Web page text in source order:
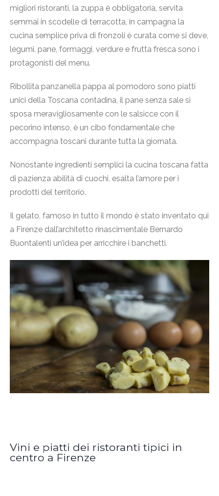
migliori ristoranti, la zuppa è obbligatoria, servita
semmai in scodelle di terracotta, in campagna la
cucina semplice priva di fronzoli è curata come si deve,
legumi, pane, formaggi, verdure e frutta fresca sono i
protagonisti del menu.
Ribollita panzanella pappa al pomodoro sono piatti
unici della Toscana contadina, il pane senza sale si
sposa meravigliosamente con le salsicce con il
pecorino intenso, è un cibo fondamentale che
accompagna toscani durante tutta la giornata.
Nonostante ingredienti semplici la cucina toscana fatta
di pazienza abilità di cuochi, esalta l’amore per i
prodotti del territorio.
Il gelato, famoso in tutto il mondo è stato inventato qui
a Firenze dall’architetto rinascimentale Bernardo
Buontalenti un’idea per arricchire i banchetti.
Vini e piatti dei ristoranti tipici in
centro a Firenze